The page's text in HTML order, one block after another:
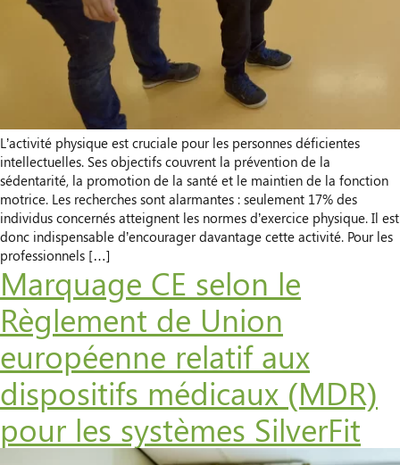
L’activité physique est cruciale pour les personnes déficientes
intellectuelles. Ses objectifs couvrent la prévention de la
sédentarité, la promotion de la santé et le maintien de la fonction
motrice. Les recherches sont alarmantes : seulement 17% des
individus concernés atteignent les normes d’exercice physique. Il est
donc indispensable d’encourager davantage cette activité. Pour les
professionnels […]
Marquage CE selon le
Règlement de Union
européenne relatif aux
dispositifs médicaux (MDR)
pour les systèmes SilverFit